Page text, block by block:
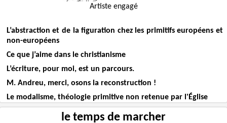
Artiste engagé
L’abstraction et de la figuration chez les primitifs européens et
non-européens
Ce que j’aime dans le christianisme
L’écriture, pour moi, est un parcours.
M. Andreu, merci, osons la reconstruction !
Le modalisme, théologie primitive non retenue par l'Église
le temps de marcher